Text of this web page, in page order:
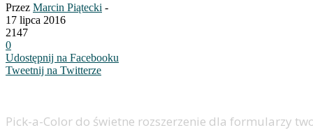
Przez Marcin Piątecki -
17 lipca 2016
2147
0
Udostępnij na Facebooku
Tweetnij na Twitterze
Pick-a-Color do świetne rozszerzenie dla formularzy